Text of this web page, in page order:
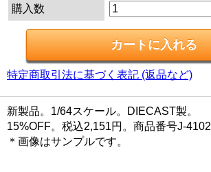
購入数
特定商取引法に基づく表記 (返品など)
新製品。1/64スケール。DIECAST製。
15%OFF。税込2,151円。商品番号J-4102
＊画像はサンプルです。